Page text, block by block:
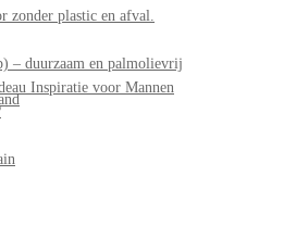
zonder plastic en afval.
– duurzaam en palmolievrij
Inspiratie voor Mannen